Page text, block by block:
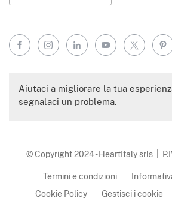
FacebookInstagramLinkedInYouTube
X
Aiutaci a migliorare la tua
segnalaci un problema.
© Copyright 2024 - HeartItaly srls |
Termini e condizioni
Cookie Policy
Gestisci i cookie